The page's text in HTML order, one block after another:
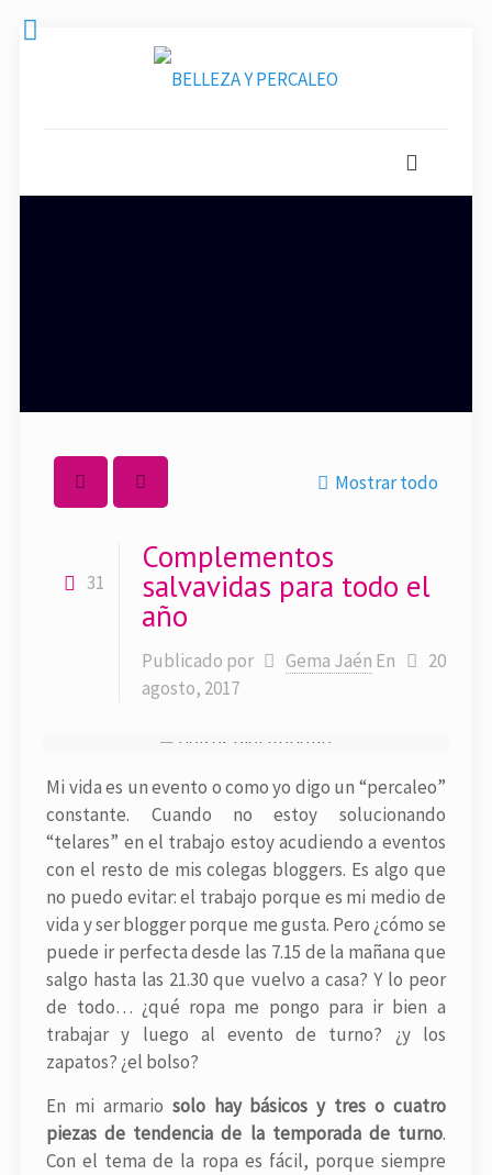
Mostrar todo
31
Complementos
salvavidas para todo el
año
Publicado por Gema Jaén En
20
agosto, 2017
Mi vida es un evento o como yo digo un “percaleo”
constante. Cuando no estoy solucionando
“telares” en el trabajo estoy acudiendo a eventos
con el resto de mis colegas bloggers. Es algo que
no puedo evitar: el trabajo porque es mi medio de
vida y ser blogger porque me gusta. Pero ¿cómo se
puede ir perfecta desde las 7.15 de la mañana que
salgo hasta las 21.30 que vuelvo a casa? Y lo peor
de todo… ¿qué ropa me pongo para ir bien a
trabajar y luego al evento de turno? ¿y los
zapatos? ¿el bolso?
En mi armario solo hay básicos y tres o cuatro
piezas de tendencia de la temporada de turno.
Con el tema de la ropa es fácil, porque siempre